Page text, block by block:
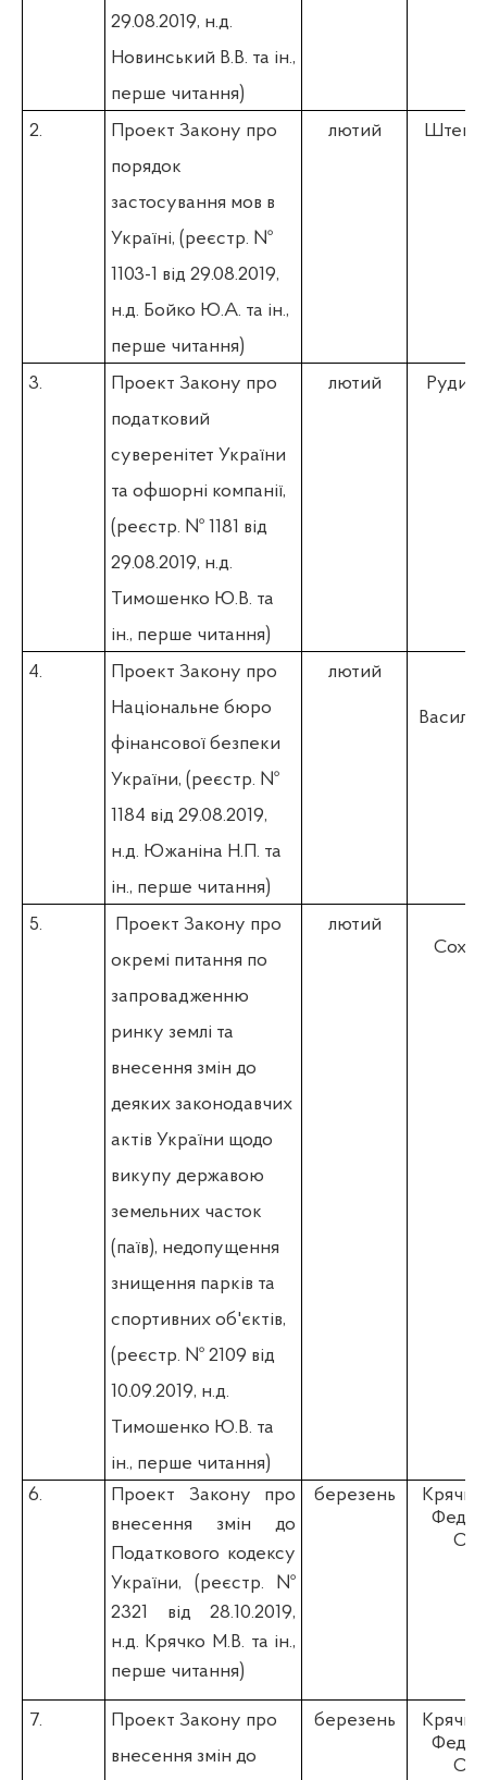
29.08.2019, н.д.
Новинський В.В. та ін.,
перше читання)
2.
Проект Закону про
порядок
застосування мов в
Україні, (реєстр. №
1103-1 від 29.08.2019,
н.д. Бойко Ю.А. та ін.,
перше читання)
лютий Штепа
3.
Проект Закону про
податковий
суверенітет України
та офшорні компанії,
(реєстр. № 1181 від
29.08.2019, н.д.
Тимошенко Ю.В. та
ін., перше читання)
лютий Рудик
4.
Проект Закону про
Національне бюро
фінансової безпеки
України, (реєстр. №
1184 від 29.08.2019,
н.д. Южаніна Н.П. та
ін., перше читання)
лютий
5.
Проект Закону про
окремі питання по
запровадженню
ринку землі та
внесення змін до
деяких законодавчих
актів України щодо
викупу державою
земельних часток
(паїв), недопущення
знищення парків та
спортивних об'єктів,
(реєстр. № 2109 від
10.09.2019, н.д.
Тимошенко Ю.В. та
ін., перше читання)
лютий
Соха
6.
Проект Закону про
внесення змін до
Податкового кодексу
України, (реєстр. №
2321 від 28.10.2019,
н.д. Крячко М.В. та ін.,
перше читання)
березень
О.П.
7.
Проект Закону про
внесення змін до
березень
О.П.